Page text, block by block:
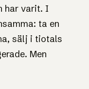
gör
och det säger
har varit. I
ta en
sälj i tiotals
Men